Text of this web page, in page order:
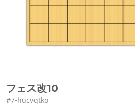
フェス改10
#7-hucvqtko